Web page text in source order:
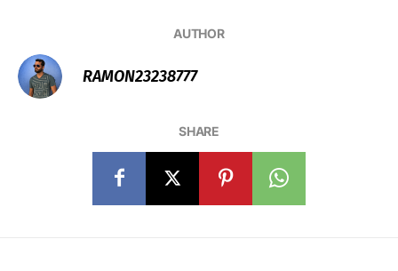
AUTHOR
RAMON23238777
SHARE